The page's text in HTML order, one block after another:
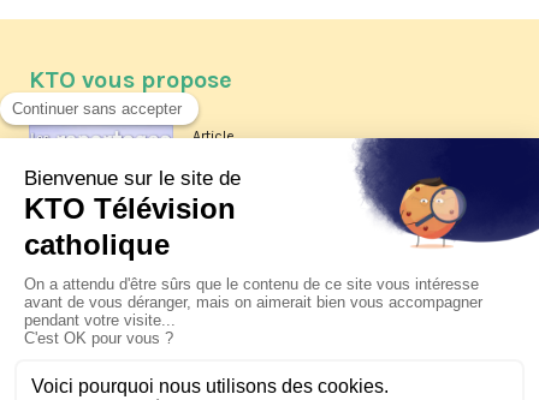
KTO vous propose
Article
Les reportages d'été 2026 de KTO
La visite pastorale du pape Léon
XIV à Assise à suivre sur KTO le
jeudi 6 août
Le pape en Uruguay, Argentine et